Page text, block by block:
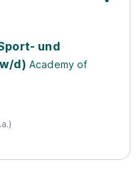
und
d) Academy of